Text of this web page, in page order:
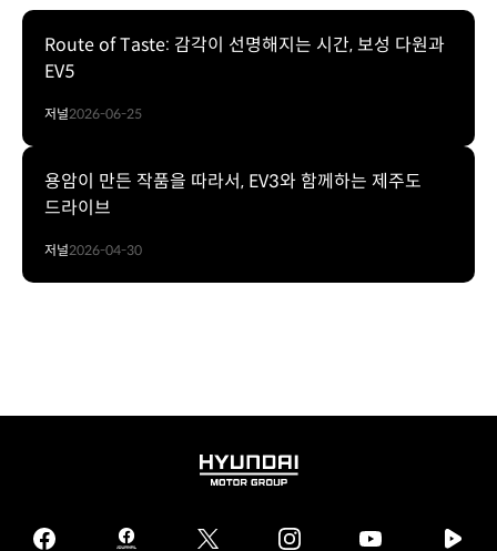
Route of Taste: 감각이 선명해지는 시간, 보성 다원과
EV5
저널2026-06-25
용암이 만든 작품을 따라서, EV3와 함께하는 제주도
드라이브
저널2026-04-30
HYUNDAI
GROUP